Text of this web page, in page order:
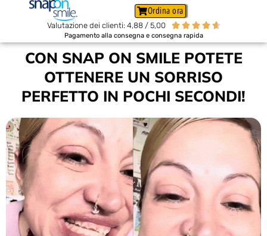
Ordina ora
Valutazione dei clienti: 4,88 / 5,00     
Pagamento alla consegna e consegna rapida
CON SNAP ON SMILE POTETE
OTTENERE UN SORRISO
PERFETTO IN POCHI SECONDI!